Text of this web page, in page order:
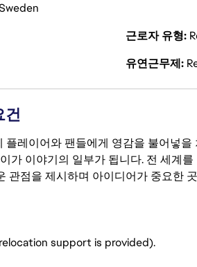
근로자 유형
유연근무제
건
레이어와 팬들에게 영감을 불어넣을
가 이야기의 일부가 됩니다. 전 세계
관점을 제시하며 아이디어가 중요한
support is provided).